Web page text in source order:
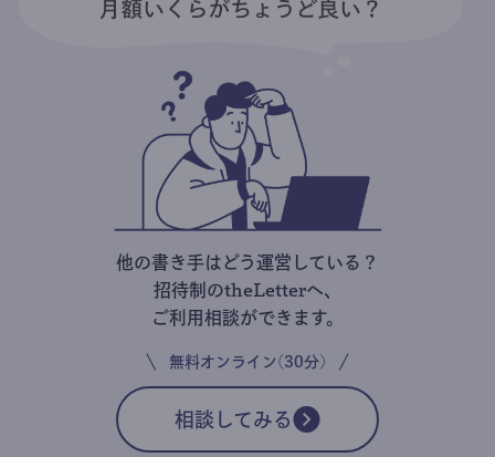
他の書き手はどう運営している？
招待制のtheLetterへ、
ご利用相談ができます。
無料オンライン(30分)
相談してみる